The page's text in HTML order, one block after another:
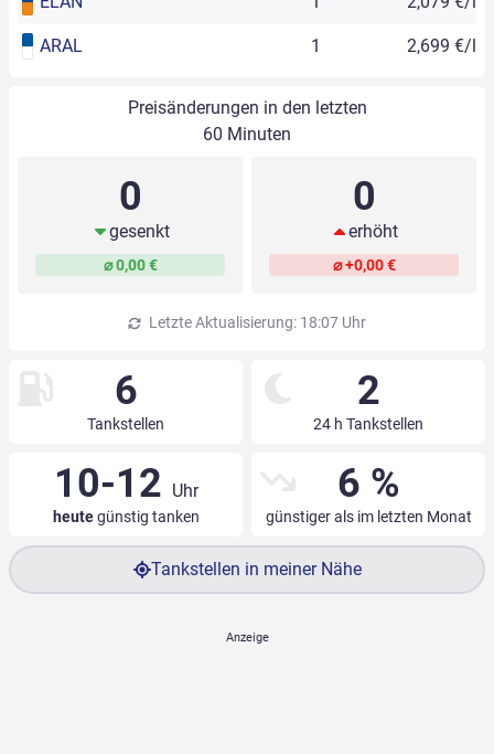
ARAL 1 2,699 €/l
Preisänderungen in den letzten
60 Minuten
0
gesenkt
⌀ 0,00 €
0
erhöht
⌀ +0,00 €
Letzte Aktualisierung: 18:07 Uhr
6
Tankstellen
2
24 h Tankstellen
10-12 Uhr
heutegünstig tanken
6 %
günstiger als im letzten Monat
Tankstellen in meiner Nähe